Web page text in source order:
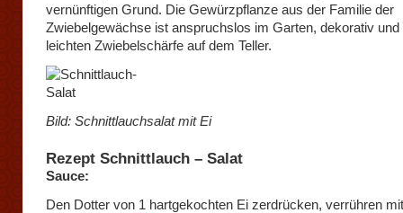
vernünftigen Grund. Die Gewürzpflanze aus der Familie der
Zwiebelgewächse ist anspruchslos im Garten, dekorativ und
leichten Zwiebelschärfe auf dem Teller.
Bild: Schnittlauchsalat mit Ei
Rezept Schnittlauch – Salat
Sauce:
Den Dotter von 1 hartgekochten Ei zerdrücken, verrühren